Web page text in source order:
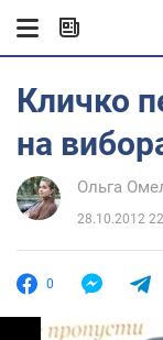
Кличко
на
Ольга
28.10.2012
0